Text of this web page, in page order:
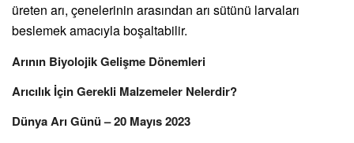
üreten arı, çenelerinin arasından arı sütünü larvaları
beslemek amacıyla boşaltabilir.
Arının Biyolojik Gelişme Dönemleri
Arıcılık İçin Gerekli Malzemeler Nelerdir?
Dünya Arı Günü – 20 Mayıs 2023